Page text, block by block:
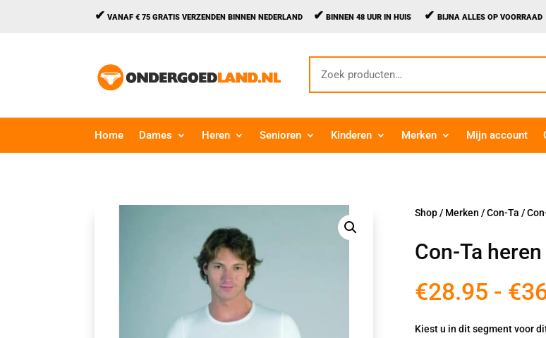
✔ VANAF € 75 GRATIS VERZENDEN BINNEN NEDERLAND ✔ BINNEN 48 UUR IN HUIS ✔BIJNA ALLES OP
Zoeken
naar:
Home Dames Heren Senioren Kinderen Merken Mijn account
Shop/ Merken /Con-Ta /
Con-Ta
€28.95 - €
Kiest u in dit segment voor